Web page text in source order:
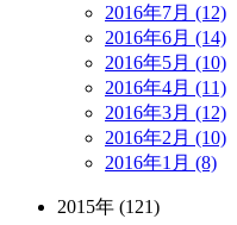
2016年7月 (12)
2016年6月 (14)
2016年5月 (10)
2016年4月 (11)
2016年3月 (12)
2016年2月 (10)
2016年1月 (8)
2015年 (121)